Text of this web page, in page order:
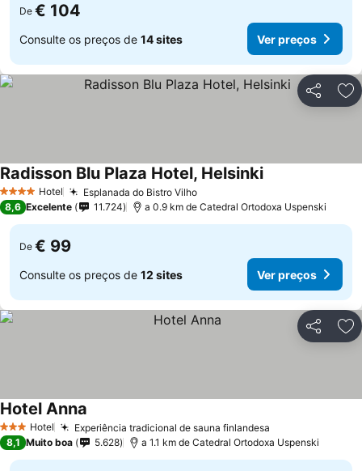
De € 104
Consulte os preços de 14 sites Ver preços
Partilhar
4 EstrelasHotel Esplanada do Bistro VilhoVer preços
Radisson Blu Plaza Hotel, HelsinkiVer preços
8,6 Excelente 11.724 a 0.9 km de Catedral Ortodoxa Uspenski
De € 99
Consulte os preços de 12 sites Ver preços
Partilhar
3 EstrelasHotel Experiência tradicional de sauna finlandesa
Hotel Anna
8,1 Muito boa 5.628 a 1.1 km de Catedral Ortodoxa Uspenski